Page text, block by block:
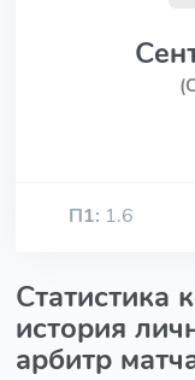
П1: 1.6
Статистика
история
арбитр